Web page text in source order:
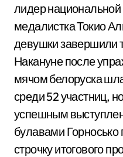
лидер
медалистка Токио
девушки завершили
Накануне после
мячом белоруска
среди 52 участниц,
успешным
булавами Горносько
строчку итогового